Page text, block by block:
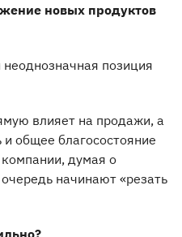
новых продуктов
позиция
влияет на продажи, а
общее благосостояние
думая о
начинают «резать